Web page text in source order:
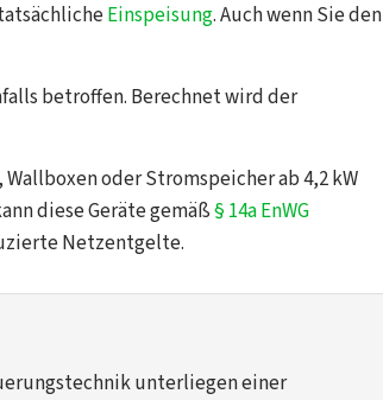
Einspeisung. Auch wenn Sie den
betroffen. Berechnet wird der
oder Stromspeicher ab 4,2 kW
diese Geräte gemäß§ 14a EnWG
Netzentgelte.
unterliegen einer